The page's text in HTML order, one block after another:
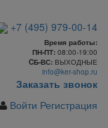
+7 (495) 979-00-14
Время работы:
ПН-ПТ:08:00-19:00
CБ-ВС:ВЫХОДНЫЕ
info@ker-shop.ru
Заказать звонок
Войти Регистрация